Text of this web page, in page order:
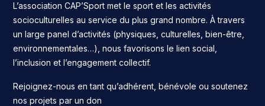
L’association CAP’Sport met le sport et les activités
socioculturelles au service du plus grand nombre. À travers
un large panel d’activités (physiques, culturelles, bien-être,
environnementales…), nous favorisons le lien social,
l’inclusion et l’engagement collectif.
Rejoignez-nous en tant qu’adhérent, bénévole ou soutenez
nos projets par un don